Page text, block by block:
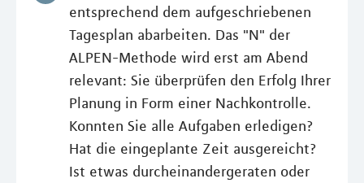
entsprechend dem aufgeschriebenen
Tagesplan abarbeiten. Das "N" der
ALPEN-Methode wird erst am Abend
relevant: Sie überprüfen den Erfolg Ihrer
Planung in Form einer Nachkontrolle.
Konnten Sie alle Aufgaben erledigen?
Hat die eingeplante Zeit ausgereicht?
Ist etwas durcheinandergeraten oder